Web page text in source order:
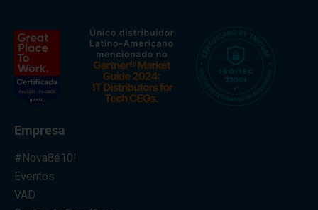
Empresa
#Nova8é10!
Eventos
VAD